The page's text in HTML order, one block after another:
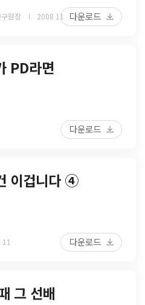
원장 2008 11 다운로드
PD라면
다운로드
이겁니다 ④
다운로드
그 선배